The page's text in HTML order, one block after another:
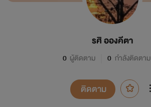
รศิ อองคีตา
0 ผู้ติดตาม 0 กำลังติดตาม
ติดตาม